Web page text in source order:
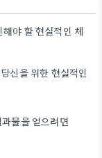
야 할 현실적인 체
신을 위한 현실적인
물을 얻으려면